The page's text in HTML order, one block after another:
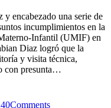
encabezado una serie de
incumplimientos en la
Infantil (UMIF) en
Diaz logró que la
y visita técnica,
con presunta…
0Comments